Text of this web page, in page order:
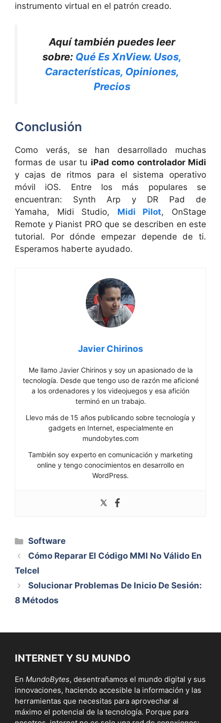
instrumento virtual en el patrón creado.
Aquí también puedes leer
sobre: Qué Es XnView. Usos,
Características, Opiniones,
Precios
Conclusión
Como verás, se han desarrollado muchas
formas de usar tu iPad como controlador Midi
y cajas de ritmos para el sistema operativo
móvil iOS. Entre los más populares se
encuentran: Synth Arp y DR Pad de
Yamaha, Midi Studio, Midi Pilot, OnStage
Remote y Pianist PRO que se describen en este
tutorial. Por dónde empezar depende de ti.
Esperamos haberte ayudado.
Javier Chirinos
Me llamo Javier Chirinos y soy un apasionado de la
tecnología. Desde que tengo uso de razón me aficioné
a los ordenadores y los videojuegos y esa afición
terminó en un trabajo.
Llevo más de 15 años publicando sobre tecnología y
gadgets en Internet, especialmente en
mundobytes.com
También soy experto en comunicación y marketing
online y tengo conocimientos en desarrollo en
WordPress.
Categorías
Software
Cómo Reparar El Código MMI No Válido En
Telcel
Solucionar Problemas De Inicio De Sesión:
8 Métodos
INTERNET Y SU MUNDO
En MundoBytes, desentrañamos el mundo digital y sus
innovaciones, haciendo accesible la información y las
herramientas que necesitas para aprovechar al
máximo el potencial de la tecnología. Porque para